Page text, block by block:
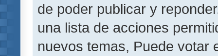
de poder publicar y
una lista de acciones
nuevos temas, Puede votar